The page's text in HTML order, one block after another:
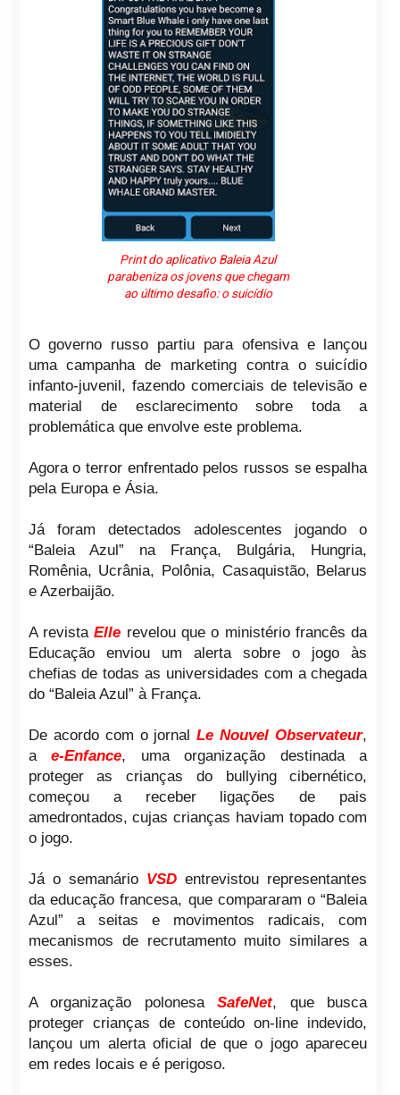
Print do aplicativo Baleia Azul
parabeniza os jovens que chegam
ao último desafio: o suicídio
O governo russo partiu para ofensiva e lançou
uma campanha de marketing contra o suicídio
infanto-juvenil, fazendo comerciais de televisão e
material de esclarecimento sobre toda a
problemática que envolve este problema.
Agora o terror enfrentado pelos russos se espalha
pela Europa e Ásia.
Já foram detectados adolescentes jogando o
“Baleia Azul” na França, Bulgária, Hungria,
Romênia, Ucrânia, Polônia, Casaquistão, Belarus
e Azerbaijão.
A revistaElle revelou que o ministério francês da
Educação enviou um alerta sobre o jogo às
chefias de todas as universidades com a chegada
do “Baleia Azul” à França.
De acordo com o jornalLe Nouvel Observateur,
ae-Enfance, uma organização destinada a
proteger as crianças do bullying cibernético,
começou a receber ligações de pais
amedrontados, cujas crianças haviam topado com
o jogo.
Já o semanário VSD entrevistou representantes
da educação francesa, que compararam o “Baleia
Azul” a seitas e movimentos radicais, com
mecanismos de recrutamento muito similares a
esses.
A organização polonesaSafeNet, que busca
proteger crianças de conteúdo on-line indevido,
lançou um alerta oficial de que o jogo apareceu
em redes locais e é perigoso.